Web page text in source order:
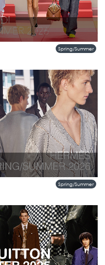
อง แต่เลือกจะเดินผ่านมันด้วยสีสัน รูป
Spring/Summer
บาแต่หนักแน่น ระหว่างท้องฟ้าและฝุ่น
Spring/Summer